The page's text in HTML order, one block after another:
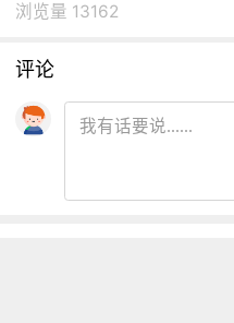
浏览量 13162
评论